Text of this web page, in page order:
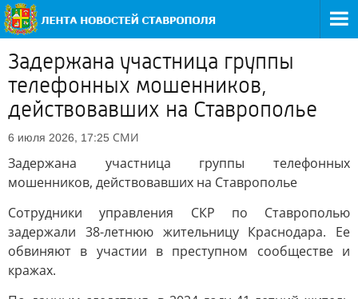
Задержана участница группы
телефонных мошенников,
действовавших на Ставрополье
6 июля 2026, 17:25 СМИ
Задержана участница группы телефонных
мошенников, действовавших на Ставрополье
Сотрудники управления СКР по Ставрополью
задержали 38-летнюю жительницу Краснодара. Ее
обвиняют в участии в преступном сообществе и
кражах.